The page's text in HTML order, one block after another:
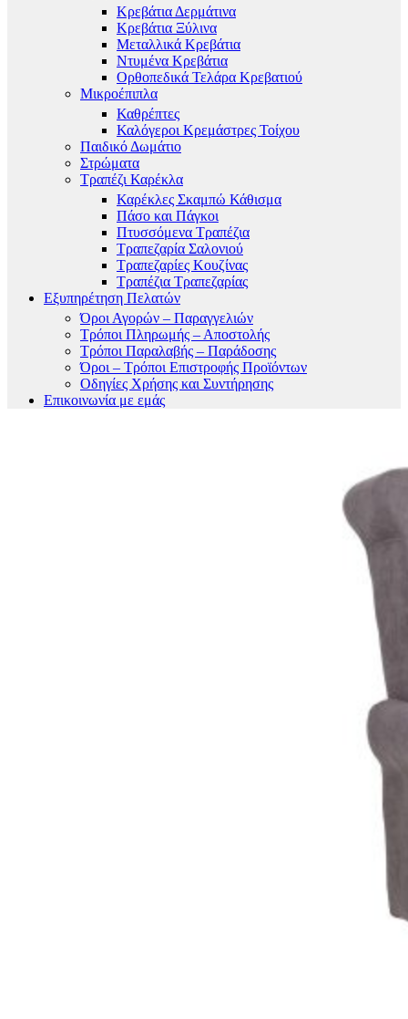
Κρεβάτια Δερμάτινα
Κρεβάτια Ξύλινα
Μεταλλικά Κρεβάτια
Ντυμένα Κρεβάτια
Ορθοπεδικά Τελάρα Κρεβατιού
Μικροέπιπλα
Καθρέπτες
Καλόγεροι Κρεμάστρες Τοίχου
Παιδικό Δωμάτιο
Στρώματα
Τραπέζι Καρέκλα
Καρέκλες Σκαμπώ Κάθισμα
Πάσο και Πάγκοι
Πτυσσόμενα Τραπέζια
Τραπεζαρία Σαλονιού
Τραπεζαρίες Κουζίνας
Τραπέζια Τραπεζαρίας
Εξυπηρέτηση Πελατών
Όροι Αγορών – Παραγγελιών
Τρόποι Πληρωμής – Αποστολής
Τρόποι Παραλαβής – Παράδοσης
Όροι – Τρόποι Επιστροφής Προϊόντων
Οδηγίες Χρήσης και Συντήρησης
Επικοινωνία με εμάς